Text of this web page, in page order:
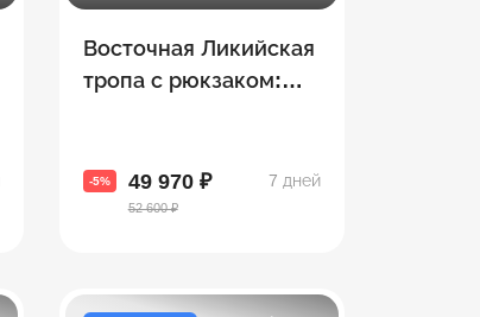
Восточная Ликийская
тропа с рюкзаком:
-5% 49 970 ₽
52 600 ₽
7 дней